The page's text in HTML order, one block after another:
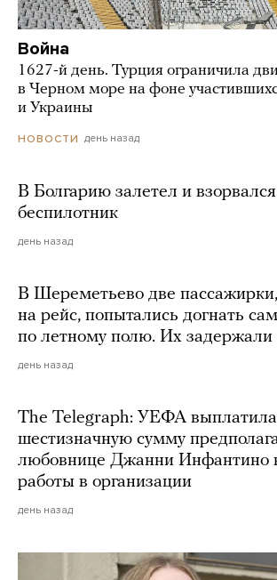
Война
1627-й день. Турция ограничила
в Черном море на фоне
и Украины
НОВОСТИ день назад
В Болгарию залетел и
беспилотник
день назад
В Шереметьево две
на рейс, попытались догнать
по летному полю. Их задержали
день назад
The Telegraph: УЕФА выплатила
шестизначную сумму
любовнице Джанни Инфантино
работы в организации
день назад